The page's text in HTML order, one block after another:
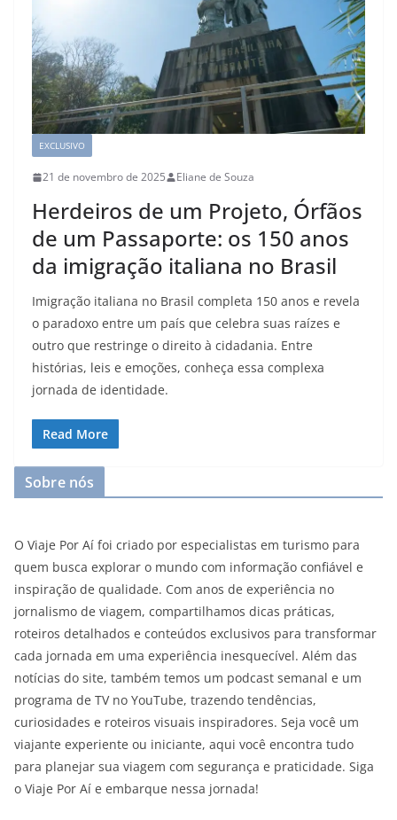
EXCLUSIVO
21 de novembro de 2025 Eliane de Souza
Herdeiros de um Projeto, Órfãos
de um Passaporte: os 150 anos
da imigração italiana no Brasil
Imigração italiana no Brasil completa 150 anos e revela
o paradoxo entre um país que celebra suas raízes e
outro que restringe o direito à cidadania. Entre
histórias, leis e emoções, conheça essa complexa
jornada de identidade.
Read More
Sobre nós
O Viaje Por Aí foi criado por especialistas em turismo para
quem busca explorar o mundo com informação confiável e
inspiração de qualidade. Com anos de experiência no
jornalismo de viagem, compartilhamos dicas práticas,
roteiros detalhados e conteúdos exclusivos para transformar
cada jornada em uma experiência inesquecível. Além das
notícias do site, também temos um podcast semanal e um
programa de TV no YouTube, trazendo tendências,
curiosidades e roteiros visuais inspiradores. Seja você um
viajante experiente ou iniciante, aqui você encontra tudo
para planejar sua viagem com segurança e praticidade. Siga
o Viaje Por Aí e embarque nessa jornada!